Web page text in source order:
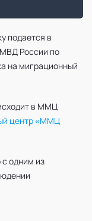
подается в
России по
на миграционный
в ММЦ
центр «ММЦ
одним из